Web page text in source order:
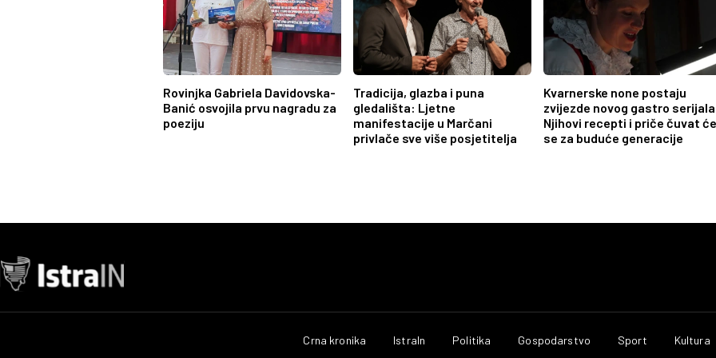
Rovinjka Gabriela Davidovska-
Banić osvojila prvu nagradu za
poeziju
Tradicija, glazba i puna
gledališta: Ljetne
manifestacije u Marčani
privlače sve više posjetitelja
Kvarnerske none postaju
zvijezde novog gastro
Njihovi recepti i priče čuvat će
se za buduće generacije
Crna kronika IstraIn Politika Gospodarstvo Sport Kultura